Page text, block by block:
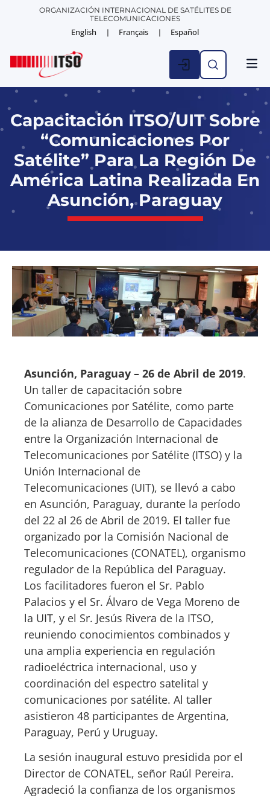
ORGANIZACIÓN INTERNACIONAL DE SATÉLITES DE
TELECOMUNICACIONES
English Français Español
Capacitación ITSO/UIT Sobre
“Comunicaciones Por
Satélite” Para La Región De
América Latina Realizada En
Asunción, Paraguay
Asunción, Paraguay – 26 de Abril de 2019.
Un taller de capacitación sobre
Comunicaciones por Satélite, como parte
de la alianza de Desarrollo de Capacidades
entre la Organización Internacional de
Telecomunicaciones por Satélite (ITSO) y la
Unión Internacional de
Telecomunicaciones (UIT), se llevó a cabo
en Asunción, Paraguay, durante la período
del 22 al 26 de Abril de 2019. El taller fue
organizado por la Comisión Nacional de
Telecomunicaciones (CONATEL), organismo
regulador de la República del Paraguay.
Los facilitadores fueron el Sr. Pablo
Palacios y el Sr. Álvaro de Vega Moreno de
la UIT, y el Sr. Jesús Rivera de la ITSO,
reuniendo conocimientos combinados y
una amplia experiencia en regulación
radioeléctrica internacional, uso y
coordinación del espectro satelital y
comunicaciones por satélite. Al taller
asistieron 48 participantes de Argentina,
Paraguay, Perú y Uruguay.
La sesión inaugural estuvo presidida por el
Director de CONATEL, señor Raúl Pereira.
Agradeció la confianza de los organismos